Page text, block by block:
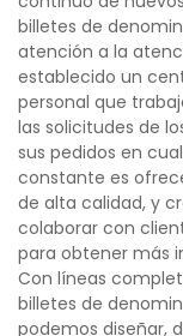
billetes de
atención a la
establecido un
personal que
las solicitudes de
sus pedidos en
constante es
de alta calidad, y
colaborar con
para obtener más
Con líneas
billetes de
podemos diseñar,